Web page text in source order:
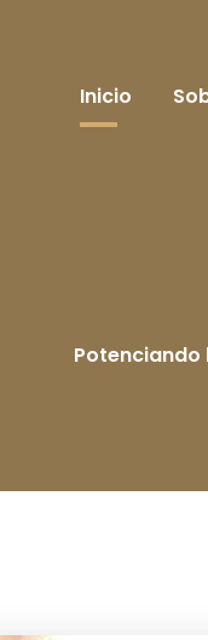
Inicio
Potenciando